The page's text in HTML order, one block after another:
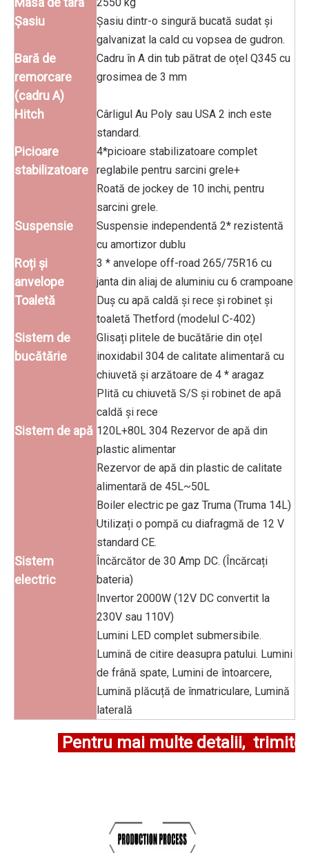
Şasiu
Șasiu dintr-o singură bucată sudat și
galvanizat la cald cu vopsea de gudron.
Bară de
remorcare
(cadru A)
Cadru în A din tub pătrat de oțel Q345 cu
grosimea de 3 mm
Hitch
Cârligul Au Poly sau USA 2 inch este
standard.
Picioare
stabilizatoare
4*picioare stabilizatoare complet
reglabile pentru sarcini grele+
Roată de jockey de 10 inchi, pentru
sarcini grele.
Suspensie
Suspensie independentă 2* rezistentă
cu amortizor dublu
Roți și
anvelope
3 * anvelope off-road 265/75R16 cu
janta din aliaj de aluminiu cu 6 crampoane
Toaletă
Duș cu apă caldă și rece și robinet și
toaletă Thetford (modelul C-402)
Sistem de
bucătărie
Glisați plitele de bucătărie din oțel
inoxidabil 304 de calitate alimentară cu
chiuvetă și arzătoare de 4 * aragaz
Plită cu chiuvetă S/S și robinet de apă
caldă și rece
Sistem de apă 120L+80L 304 Rezervor de apă din
plastic alimentar
Rezervor de apă din plastic de calitate
alimentară de 45L~50L
Boiler electric pe gaz Truma (Truma 14L)
Utilizați o pompă cu diafragmă de 12 V
standard CE.
Sistem
electric
Încărcător de 30 Amp DC. (Încărcați
bateria)
Invertor 2000W (12V DC convertit la
230V sau 110V)
Lumini LED complet submersibile.
Lumină de citire deasupra patului. Lumini
de frână spate, Lumini de întoarcere,
Lumină plăcuță de înmatriculare, Lumină
laterală
Pentru mai multe detalii,